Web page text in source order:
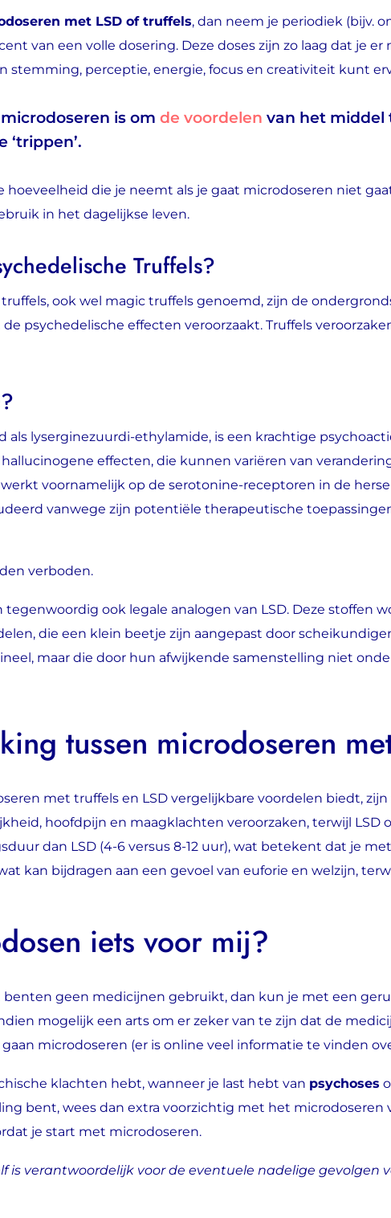
met LSD of truffels, dan neem je periodiek (bijv.
van een volle dosering. Deze doses zijn zo laag dat je
stemming, perceptie, energie, focus en creativiteit kunt
is om de voordelen van het middel
‘trippen’.
hoeveelheid die je neemt als je gaat microdoseren niet
in het dagelijkse leven.
Truffels?
ook wel magic truffels genoemd, zijn de
psychedelische effecten veroorzaakt. Truffels
als lyserginezuurdi-ethylamide, is een krachtige
effecten, die kunnen variëren van
voornamelijk op de serotonine-receptoren in de
vanwege zijn potentiële therapeutische
verboden.
tegenwoordig ook legale analogen van LSD. Deze stoffen
die een klein beetje zijn aangepast door
maar die door hun afwijkende samenstelling niet
tussen microdoseren
met truffels en LSD vergelijkbare voordelen biedt,
hoofdpijn en maagklachten veroorzaken, terwijl
dan LSD (4-6 versus 8-12 uur), wat betekent dat je
kan bijdragen aan een gevoel van euforie en welzijn,
iets voor mij?
benten geen medicijnen gebruikt, dan kun je met een
mogelijk een arts om er zeker van te zijn dat de
microdoseren (er is online veel informatie te vinden
klachten hebt, wanneer je last hebt van psychoses
bent, wees dan extra voorzichtig met het microdoseren
je start met microdoseren.
is verantwoordelijk voor de eventuele nadelige gevolgen